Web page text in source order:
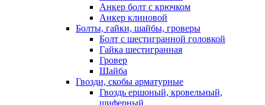
Анкер болт с крючком
Анкер клиновой
Болты, гайки, шайбы, гроверы
Болт c шестигранной головкой
Гайка шестигранная
Гровер
Шайба
Гвозди, скобы арматурные
Гвоздь ершоный, кровельный,
шиферный